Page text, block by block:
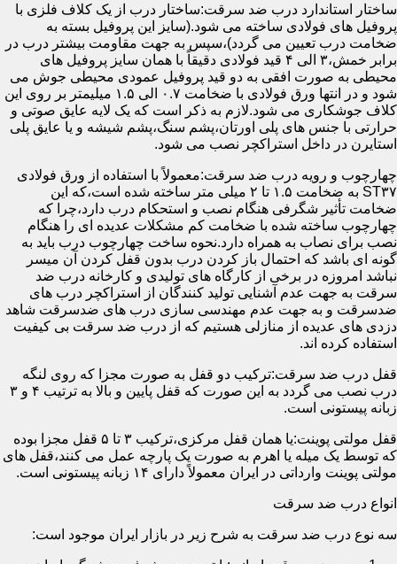
ساختار استاندارد درب ضد سرقت:ساختار درب از یک کلاف فلزی با
پروفیل های فولادی ساخته می شود.(سایز این پروفیل بسته به
ضخامت درب تعیین می گردد)،سپس به جهت مقاومت بیشتر درب در
برابر خمش،۳ الی ۴ قید فولادی دقیقاً با همان سایز پروفیل های
محیطی به صورت افقی به دو قید پروفیل عمودی محیطی جوش می
شود و در انتها ورق فولادی با ضخامت ۰.۷ الی ۱.۵ میلیمتر بر روی این
کلاف جوشکاری می شود.لازم به ذکر است که یک لایه عایق صوتی و
حرارتی با جنس های پلی اورتان،پشم سنگ،پشم شیشه و یا عایق پلی
استایرن در داخل استراکچر نصب می شود.
چهارچوب و رویه درب ضد سرقت:معمولاً با استفاده از ورق فولادی
ST۳۷ به ضخامت ۱.۵ تا ۲ میلی متر ساخته شده است،که این
ضخامت تأثیر شگرفی هنگام نصب و استحکام درب دارد،چرا که
چهارچوب ساخته شده با ضخامت کم مشکلات عدیده ای را هنگام
نصب برای نصاب به همراه دارد.نحوه ساخت چهارچوب درب باید به
گونه ای باشد که احتمال باز کردن درب بدون قفل کردن آن میسر
نباشد امروزه در برخی از کارگاه های تولیدی و کارخانه درب ضد
سرقت به جهت عدم آشنایی تولید کنندگان از استراکچر درب های
ضدسرقت و به جهت عدم مهندسی سازی درب های ضدسرقت شاهد
دزدی های عدیده از منازلی هستیم که از درب ضد سرقت بی کیفیت
استفاده کرده اند.
قفل درب ضد سرقت:ترکیب دو قفل به صورت مجزا که روی لنگه
درب نصب می گردد به این صورت که قفل پایین و بالا به ترتیب ۴ و ۳
زبانه پیستونی است.
قفل مولتی پوینت:یا همان قفل مرکزی،ترکیب ۳ تا ۵ قفل مجزا بوده
که توسط یک میله یا اهرم به صورت یک پارچه عمل می کنند،قفل های
مولتی پوینت وارداتی در ایران معمولاً دارای ۱۴ زبانه پیستونی است.
انواع درب ضد سرقت
سه نوع درب ضد سرقت به شرح زیر در بازار ایران موجود است: